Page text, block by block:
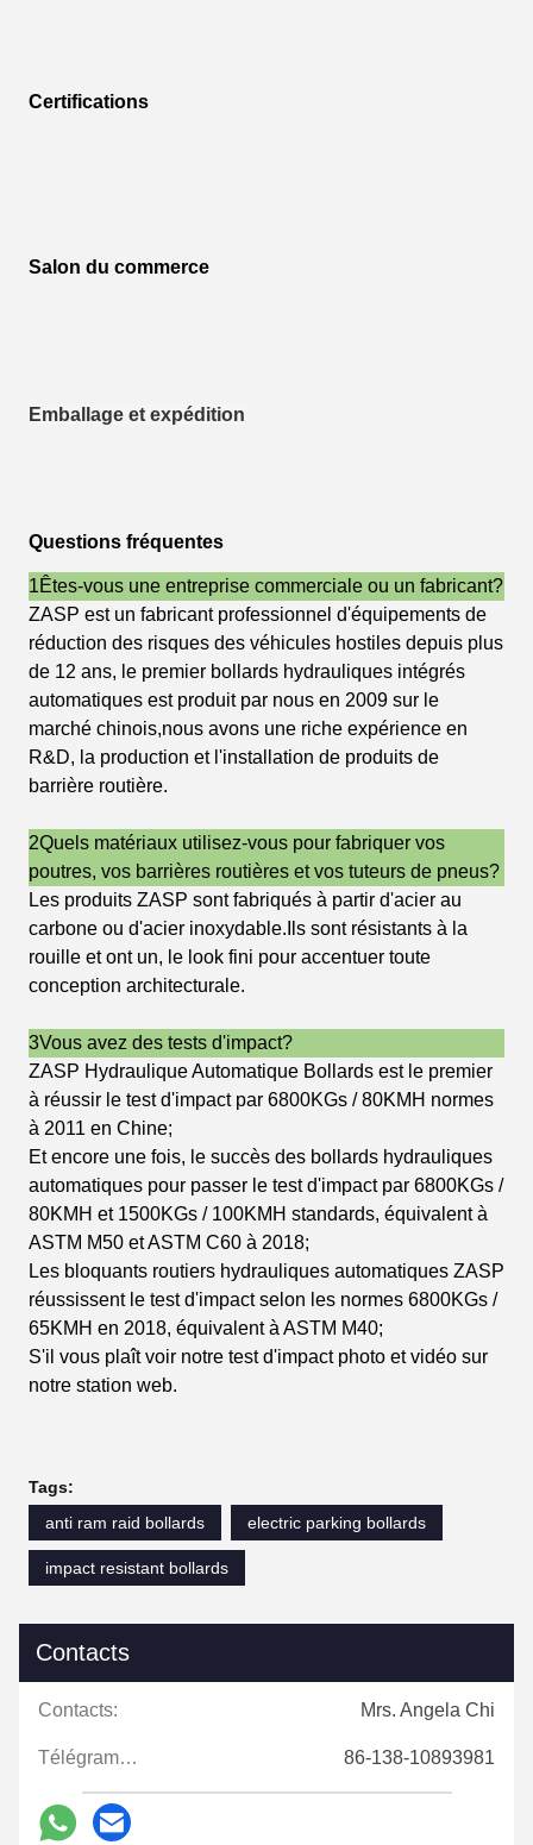
Certifications
Salon du commerce
Emballage et expédition
Questions fréquentes
1Êtes-vous une entreprise commerciale ou un fabricant?
ZASP est un fabricant professionnel d'équipements de
réduction des risques des véhicules hostiles depuis plus
de 12 ans, le premier bollards hydrauliques intégrés
automatiques est produit par nous en 2009 sur le
marché chinois,nous avons une riche expérience en
R&D, la production et l'installation de produits de
barrière routière.
2Quels matériaux utilisez-vous pour fabriquer vos
poutres, vos barrières routières et vos tuteurs de pneus?
Les produits ZASP sont fabriqués à partir d'acier au
carbone ou d'acier inoxydable.Ils sont résistants à la
rouille et ont un, le look fini pour accentuer toute
conception architecturale.
3Vous avez des tests d'impact?
ZASP Hydraulique Automatique Bollards est le premier
à réussir le test d'impact par 6800KGs / 80KMH normes
à 2011 en Chine;
Et encore une fois, le succès des bollards hydrauliques
automatiques pour passer le test d'impact par 6800KGs /
80KMH et 1500KGs / 100KMH standards, équivalent à
ASTM M50 et ASTM C60 à 2018;
Les bloquants routiers hydrauliques automatiques ZASP
réussissent le test d'impact selon les normes 6800KGs /
65KMH en 2018, équivalent à ASTM M40;
S'il vous plaît voir notre test d'impact photo et vidéo sur
notre station web.
Tags:
anti ram raid bollards
electric parking bollards
impact resistant bollards
Contacts
Contacts: Mrs. Angela Chi
Télégramme: 86-138-10893981